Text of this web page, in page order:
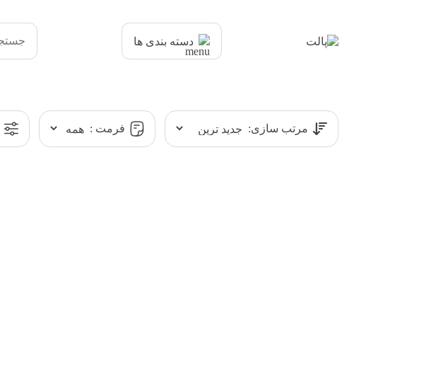
دسته بندی ها
مرتب سازی: فرمت :